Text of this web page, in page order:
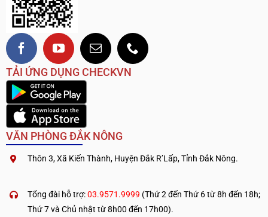
TẢI ỨNG DỤNG CHECKVN
VĂN PHÒNG ĐẮK NÔNG
Thôn 3, Xã Kiến Thành, Huyện Đắk R’Lấp, Tỉnh Đắk Nông.
Tổng đài hỗ trợ:03.9571.9999 (Thứ 2 đến Thứ 6 từ 8h đến 18h;
Thứ 7 và Chủ nhật từ 8h00 đến 17h00).